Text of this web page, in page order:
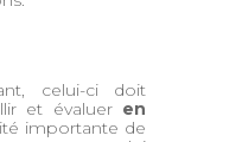
celui-ci doit
et évaluer en
importante de